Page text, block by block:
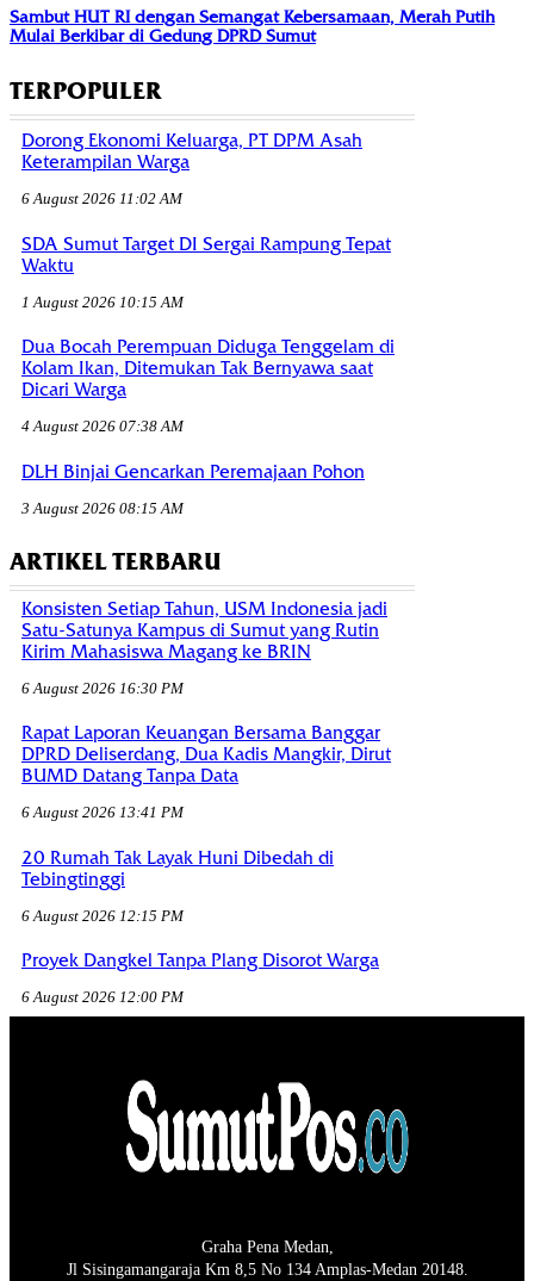
Sambut HUT RI dengan Semangat Kebersamaan, Merah Putih
Mulai Berkibar di Gedung DPRD Sumut
TERPOPULER
Dorong Ekonomi Keluarga, PT DPM Asah
Keterampilan Warga
6 August 2026 11:02 AM
SDA Sumut Target DI Sergai Rampung Tepat
Waktu
1 August 2026 10:15 AM
Dua Bocah Perempuan Diduga Tenggelam di
Kolam Ikan, Ditemukan Tak Bernyawa saat
Dicari Warga
4 August 2026 07:38 AM
DLH Binjai Gencarkan Peremajaan Pohon
3 August 2026 08:15 AM
ARTIKEL TERBARU
Konsisten Setiap Tahun, USM Indonesia jadi
Satu-Satunya Kampus di Sumut yang Rutin
Kirim Mahasiswa Magang ke BRIN
6 August 2026 16:30 PM
Rapat Laporan Keuangan Bersama Banggar
DPRD Deliserdang, Dua Kadis Mangkir, Dirut
BUMD Datang Tanpa Data
6 August 2026 13:41 PM
20 Rumah Tak Layak Huni Dibedah di
Tebingtinggi
6 August 2026 12:15 PM
Proyek Dangkel Tanpa Plang Disorot Warga
6 August 2026 12:00 PM
Graha Pena Medan,
Jl Sisingamangaraja Km 8,5 No 134 Amplas-Medan 20148.